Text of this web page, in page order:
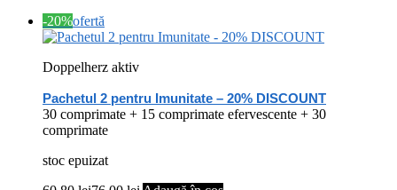
-20%ofertă
Doppelherz aktiv
Pachetul 2 pentru Imunitate – 20% DISCOUNT
30 comprimate + 15 comprimate efervescente + 30
comprimate
stoc epuizat